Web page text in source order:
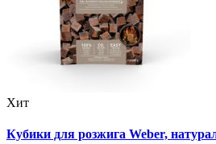
Хит
Кубики для розжига Weber,